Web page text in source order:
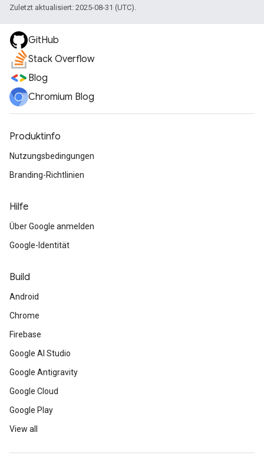
Zuletzt aktualisiert: 2025-08-31 (UTC).
GitHub
Stack Overflow
Blog
Chromium Blog
Produktinfo
Nutzungsbedingungen
Branding-Richtlinien
Hilfe
Über Google anmelden
Google-Identität
Build
Android
Chrome
Firebase
Google AI Studio
Google Antigravity
Google Cloud
Google Play
View all